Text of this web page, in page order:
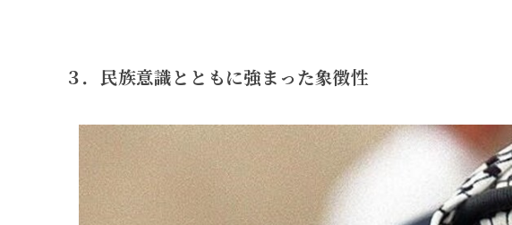
３． 民族意識とともに強まった象徴性